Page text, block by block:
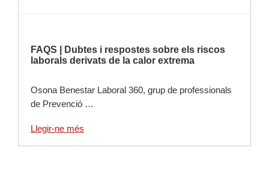
FAQS | Dubtes i respostes sobre els riscos
laborals derivats de la calor extrema
Osona Benestar Laboral 360, grup de professionals
de Prevenció …
Llegir-ne més